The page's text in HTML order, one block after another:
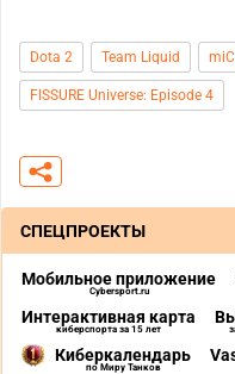
Dota 2 Team Liquid
FISSURE Universe: Episode 4
СПЕЦПРОЕКТЫ
Мобильное приложение
Cybersport.ru
Интерактивная карта
киберспорта за 15 лет
Киберкалендарь
по Миру Танков